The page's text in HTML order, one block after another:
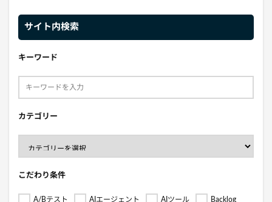
サイト内検索
キーワード
カテゴリー
こだわり条件
A/Bテスト AIエージェント AIツール Backlog